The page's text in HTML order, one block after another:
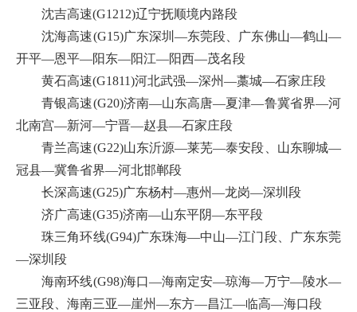
沈吉高速(G1212)辽宁抚顺境内路段
沈海高速(G15)广东深圳—东莞段、广东佛山—鹤山—
开平—恩平—阳东—阳江—阳西—茂名段
黄石高速(G1811)河北武强—深州—藁城—石家庄段
青银高速(G20)济南—山东高唐—夏津—鲁冀省界—河
北南宫—新河—宁晋—赵县—石家庄段
青兰高速(G22)山东沂源—莱芜—泰安段、山东聊城—
冠县—冀鲁省界—河北邯郸段
长深高速(G25)广东杨村—惠州—龙岗—深圳段
济广高速(G35)济南—山东平阴—东平段
珠三角环线(G94)广东珠海—中山—江门段、广东东莞
—深圳段
海南环线(G98)海口—海南定安—琼海—万宁—陵水—
三亚段、海南三亚—崖州—东方—昌江—临高—海口段